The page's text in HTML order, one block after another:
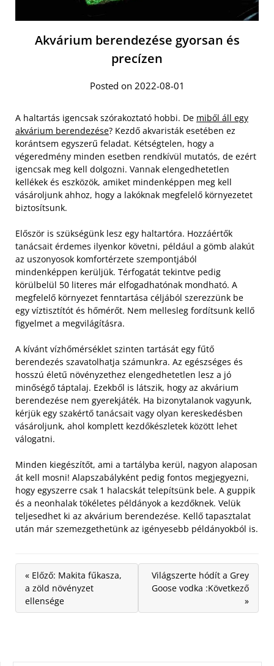
Akvárium berendezése gyorsan és
precízen
Posted on 2022-08-01
A haltartás igencsak szórakoztató hobbi. De miből áll egy
akvárium berendezése? Kezdő akvaristák esetében ez
korántsem egyszerű feladat. Kétségtelen, hogy a
végeredmény minden esetben rendkívül mutatós, de ezért
igencsak meg kell dolgozni. Vannak elengedhetetlen
kellékek és eszközök, amiket mindenképpen meg kell
vásároljunk ahhoz, hogy a lakóknak megfelelő környezetet
biztosítsunk.
Először is szükségünk lesz egy haltartóra. Hozzáértők
tanácsait érdemes ilyenkor követni, például a gömb alakút
az uszonyosok komfortérzete szempontjából
mindenképpen kerüljük. Térfogatát tekintve pedig
körülbelül 50 literes már elfogadhatónak mondható. A
megfelelő környezet fenntartása céljából szerezzünk be
egy víztisztítót és hőmérőt. Nem mellesleg fordítsunk kellő
figyelmet a megvilágításra.
A kívánt vízhőmérséklet szinten tartását egy fűtő
berendezés szavatolhatja számunkra. Az egészséges és
hosszú életű növényzethez elengedhetetlen lesz a jó
minőségő táptalaj. Ezekből is látszik, hogy az akvárium
berendezése nem gyerekjáték. Ha bizonytalanok vagyunk,
kérjük egy szakértő tanácsait vagy olyan kereskedésben
vásároljunk, ahol komplett kezdőkészletek között lehet
válogatni.
Minden kiegészítőt, ami a tartályba kerül, nagyon alaposan
át kell mosni! Alapszabályként pedig fontos megjegyezni,
hogy egyszerre csak 1 halacskát telepítsünk bele. A guppik
és a neonhalak tökéletes példányok a kezdőknek. Velük
teljesedhet ki az akvárium berendezése. Kellő tapasztalat
után már szemezgethetünk az igényesebb példányokból is.
« Előző: Makita fűkasza,
a zöld növényzet
ellensége
Világszerte hódít a Grey
Goose vodka :Következő
»